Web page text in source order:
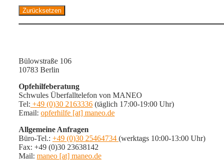
Bülowstraße 106
10783 Berlin
Opfehilfeberatung
Schwules Überfalltelefon von MANEO
Tel: +49 (0)30 2163336 (täglich 17:00-19:00 Uhr)
Email: opferhilfe [at] maneo.de
Allgemeine Anfragen
Büro-Tel.: +49 (0)30 25464734 (werktags 10:00-13:00 Uhr)
Fax: +49 (0)30 23638142
Mail: maneo [at] maneo.de